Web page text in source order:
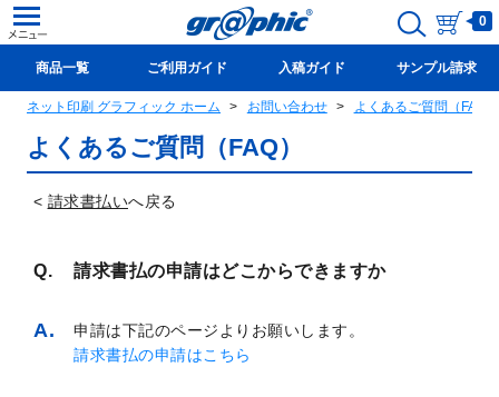
0
商品一覧 ご利用ガイド 入稿ガイド サンプル請求
新規会員登録(無料)
ネット印刷 グラフィック ホーム お問い合わせ よくあるご質問（FAQ）
よくあるご質問（FAQ）
< 請求書払いへ戻る
請求書払の申請はどこからできますか
申請は下記のページよりお願いします。
請求書払の申請はこちら